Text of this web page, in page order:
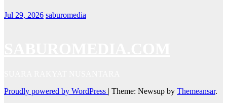
Jul 29, 2026 saburomedia
Proudly powered by WordPress | Theme: Newsup by Themeansar.